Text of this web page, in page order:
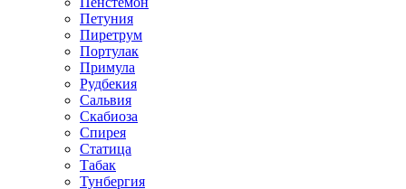
Петуния
Пиретрум
Портулак
Примула
Рудбекия
Сальвия
Скабиоза
Спирея
Статица
Табак
Тунбергия